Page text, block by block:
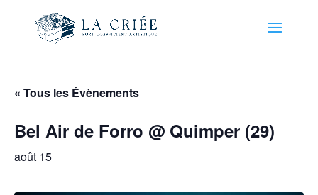
« Tous les Évènements
Bel Air de Forro @ Quimper (29)
août 15